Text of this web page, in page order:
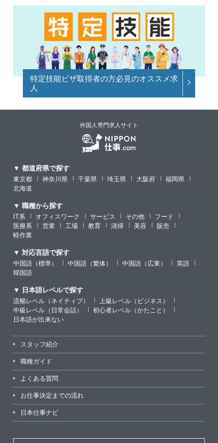
特定技能ビザ取得者の方必見のオススメ求
人
外国人専門求人サイト
▼ 都道府県で探す
東京都 神奈川県 千葉県 埼玉県 大阪府
福岡県
北海道
▼ 職種から探す
IT系 オフィスワーク サービス その他
フード
医療系
営業 工場 教育 清掃 美容
販売
軽作業
▼ 対応言語で探す
中国語（標準） 中国語（繁体） 中国語（広東）
英語
韓国語
▼ 日本語レベルで探す
流暢レベル（ネイティブ）
上級レベル（ビジネス）
中級レベル（日常会話）
初心者レベル（かたこと）
日本語が出来ない
スタッフ紹介
職種ガイド
よくある質問
お仕事決定までの流れ
日本仕事ナビ